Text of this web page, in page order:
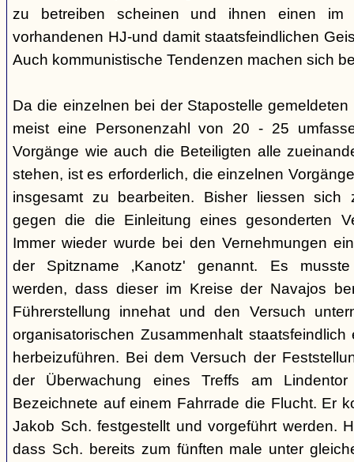
zu betreiben scheinen und ihnen einen im
vorhandenen HJ-und damit staatsfeindlichen
Auch kommunistische Tendenzen machen sich
Da die einzelnen bei der Stapostelle
meist eine Personenzahl von 20 - 25
Vorgänge wie auch die Beteiligten alle
stehen, ist es erforderlich, die einzelnen
insgesamt zu bearbeiten. Bisher liessen sich
gegen die die Einleitung eines gesonderten
Immer wieder wurde bei den Vernehmungen
der Spitzname ‚Kanotz' genannt. Es
werden, dass dieser im Kreise der Navajos
Führerstellung innehat und den Versuch
organisatorischen Zusammenhalt staatsfeindlich
herbeizuführen. Bei dem Versuch der
der Überwachung eines Treffs am
Bezeichnete auf einem Fahrrade die Flucht. Er
Jakob Sch. festgestellt und vorgeführt werden.
dass Sch. bereits zum fünften male unter